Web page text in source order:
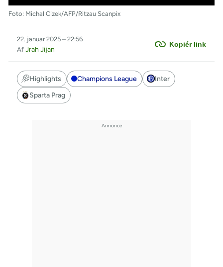
Foto: Michal Cizek/AFP/Ritzau Scanpix
Kopiér link
22. januar 2025 – 22:56
Af Jrah Jijan
Highlights Champions League
Inter
Sparta Prag